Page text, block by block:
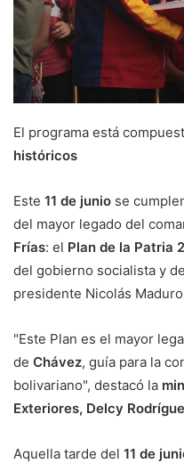
El programa está
históricos
Este 11 de junio se
del mayor legado del
Frías: el Plan de la Patria
del gobierno socialista y
presidente Nicolás
"Este Plan es el mayor
de Chávez, guía para la
bolivariano", destacó la
Exteriores, Delcy
Aquella tarde del 11 de